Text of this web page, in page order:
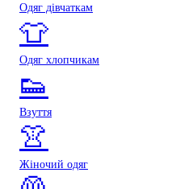
Одяг дівчаткам
👕
Одяг хлопчикам
👟
Взуття
👚
Жіночий одяг